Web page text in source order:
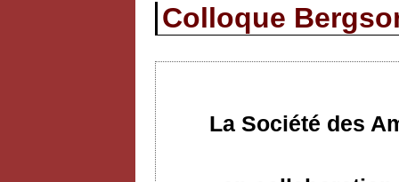
Colloque
La Société des